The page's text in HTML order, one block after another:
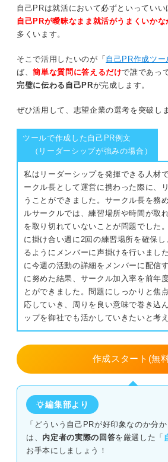
④ご褒美を作る
これだけは避けよう！ 就活が
動
妥協して就活を終えてし
それでも就活がしんどい人必
うコツ
就職エージェントを利
スカウトサイトを利用
OB・OG訪問を実施する
「就活がしんどい」という気
の内定を獲得しよう！
自己PRは就活において必ずといっていい
自己PRが曖昧なまま就活がうまくいかな
多くいます。
そこで活用したいのが「 自己PR作成ツー
ば、簡単な質問に答えるだけで誰であっ
完璧に伝わる自己PRが完成します。
ぜひ活用して、志望企業の選考を突破し
ツールで作成した自己PR例文
（リーダーシップが強みの場合）
私はリーダーシップを発揮できる人材
ークル長として運営に携わった際に、
うことができました。サークル長を務
ルサークルでは、練習場所や時間が取
を取り切れていないことが問題でした
に掛け合い週に2回の練習場所を確保
るようにメンバーに声掛けを行いまし
に今週の活動の詳細をメンバーに配信
に努めた結果、サークル加入率を前年
とができました。問題にしっかりと焦
応していき、周りを良い意味で巻き込
ップを御社でも活かしていきたいと考
作成スタート(無
編集部より
「どういう自己PRが好印象なのか分
は、 内定者の実際の回答を厳選した「
お手本にしましょう！
②就活への取り組み方を変える
③周囲の力を借りる
④気分転換を取り入れる
ステップ①しんどい気持ちを和らげ
就活のゴールは内定ではない
周囲と比較しない
いろいろな企業の話を聞くことができ
成長機会と捉える
ステップ②就活が楽しくなる！ 就活
組み方
自分の興味ある分野から就活に取り組
自分の価値観を把握する
ゲーム感覚で取り組んでみる
ステップ③しんどい気持ちを抱え
の相談先
家族や友人など身近な人
先輩など就活経験者
就活のプロ